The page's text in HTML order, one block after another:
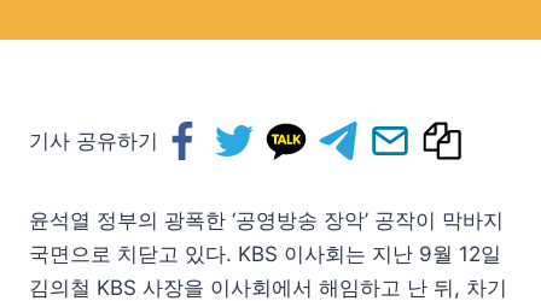
기사 공유하기
윤석열 정부의 광폭한 ‘공영방송 장악’ 공작이 막바지
국면으로 치닫고 있다. KBS 이사회는 지난 9월 12일
김의철 KBS 사장을 이사회에서 해임하고 난 뒤, 차기